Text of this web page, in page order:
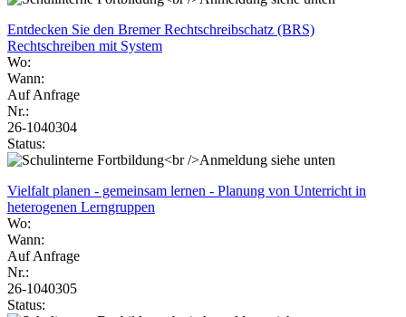
Entdecken Sie den Bremer Rechtschreibschatz (BRS)
Rechtschreiben mit System
Wo:
Wann:
Auf Anfrage
Nr.:
26-1040304
Status:
Vielfalt planen - gemeinsam lernen - Planung von Unterricht in
heterogenen Lerngruppen
Wo:
Wann:
Auf Anfrage
Nr.:
26-1040305
Status: